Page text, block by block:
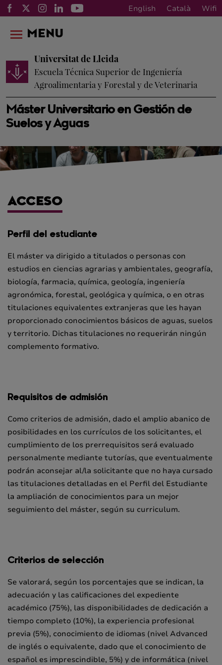
English Català Wifi
Máster Universitario en Gestión de
Suelos y Aguas
Universitat de Lleida
Escuela Técnica Superior de Ingeniería
Agroalimentaria y Forestal y de Veterinaria
MENU
ACCESO
Perfil del estudiante
El máster va dirigido a titulados o personas con
estudios en ciencias agrarias y ambientales, geografía,
biología, farmacia, química, geología, ingeniería
agronómica, forestal, geológica y química, o en otras
titulaciones equivalentes extranjeras que les hayan
proporcionado conocimientos básicos de aguas, suelos
y territorio. Dichas titulaciones no requerirán ningún
complemento formativo.
Requisitos de admisión
Como criterios de admisión, dado el amplio abanico de
posibilidades en los currículos de los solicitantes, el
cumplimiento de los prerrequisitos será evaluado
personalmente mediante tutorías, que eventualmente
podrán aconsejar al/la solicitante que no haya cursado
las titulaciones detalladas en el Perfil del Estudiante
la ampliación de conocimientos para un mejor
seguimiento del máster, según su curriculum.
Criterios de selección
Se valorará, según los porcentajes que se indican, la
adecuación y las calificaciones del expediente
académico (75%), las disponibilidades de dedicación a
tiempo completo (10%), la experiencia profesional
previa (5%), conocimiento de idiomas (nivel Advanced
de inglés o equivalente, dado que el conocimiento de
español es imprescindible, 5%) y de informática (nivel